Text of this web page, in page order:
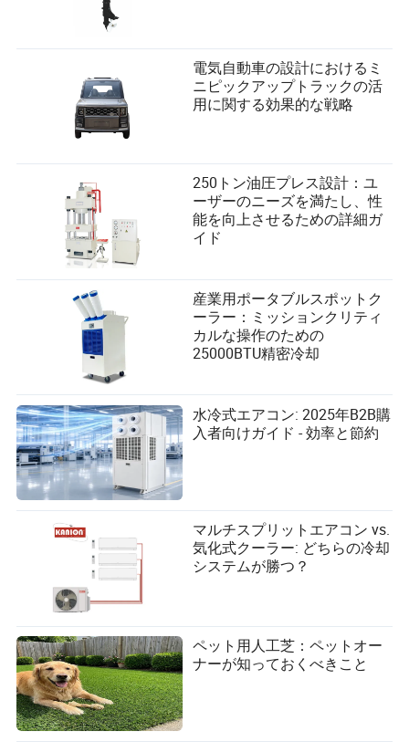
特に強い「ファン文化」を持つジャンルの一部は、スタ
ンドアロンのポップシングルではなく、アルバムやコン
セプトリリースに焦点を当てています。大衆市場を狙う
のではなく、アーティストは専念したニッチを育て、忠
誠心を深めていますが、特定のトラックがすべてのエア
ウェーブやプレイリストを支配する可能性は低くなりま
すべては新しいモデルを指し示しています：ジャンル特
有、地域に限定、またはファン主導の成功であり、全国
的または国際的な「夏の歌」ではありません。ルールは
変わりました。成功はもはや遍在性で測られるのではな
く、アーティストやレーベルにとって最も重要なニッチ
でのエンゲージメントの深さで測られます。
夏の歌がないとき、それは文化的に何
を意味するのか？
2025年に「夏の歌」がないとき、何かが失われるのでし
ょうか？その答えを考えるために、そのような曲が提供
するものを考えてみましょう：一時的なモノカルチャ
ー、多様性の中での一瞬の団結感。すべてのバーベキュ
ー、店舗、またはUberの乗車で同じリフレインが流れる
でしょう。断片化されたデジタル風景の中で、その一体
感は希少に感じられます。
一部の批評家は、その不在がモノカルチャー時代の終わ
りを示していると主張します。各リスナーは今や自分の
夏の体験をカスタマイズし、プレイリスト、バイラルな
瞬間、ディープカットからお気に入りを組み合わせてい
ます。欠けているのは偶然の、共有された喜びです。曲
が見知らぬ人々をダンスフロアや世代を超えて結びつけ
ることです。
これをポジティブな発展と見る人もいます。もはや一つ
のジャンル、一つの人口統計、一つのラジオ局がすべて
のトーンを設定するわけではありません。代わりに、何
百、何千もの「個人的な夏の歌」が咲くことができま
す。音楽においても文化においても、断片化は多様性を
意味することができます—より多くの味、より多くの選
電気自動車の設計におけるミ
ニピックアップトラックの活
用に関する効果的な戦略
250トン油圧プレス設計：ユ
ーザーのニーズを満たし、性
能を向上させるための詳細ガ
イド
産業用ポータブルスポットク
ーラー：ミッションクリティ
カルな操作のための
25000BTU精密冷却
水冷式エアコン: 2025年B2B購
入者向けガイド - 効率と節約
マルチスプリットエアコン vs.
気化式クーラー: どちらの冷却
システムが勝つ？
ペット用人工芝：ペットオー
ナーが知っておくべきこと